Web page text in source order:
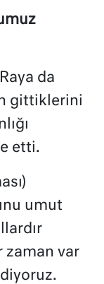
da
gittiklerini
etti.
umut
zaman var